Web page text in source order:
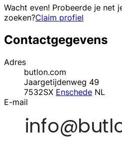
Wacht even! Probeerde je net
zoeken?Claim profiel
Contactgegevens
Adres
butlon.com
Jaargetijdenweg 49
7532SX Enschede NL
E-mail